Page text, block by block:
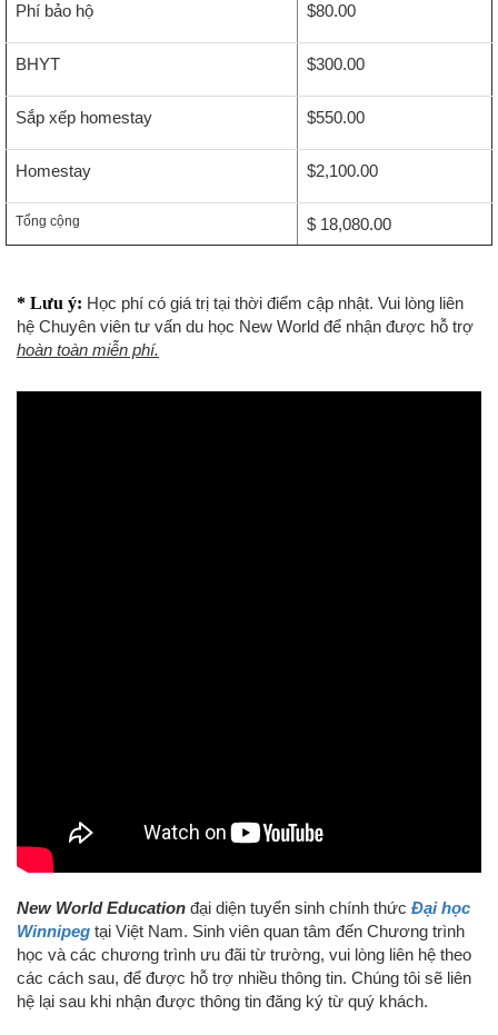
Phí bảo hộ $80.00
BHYT $300.00
Sắp xếp homestay $550.00
Homestay $2,100.00
Tổng cộng $ 18,080.00
* Lưu ý: Học phí có giá trị tại thời điểm cập nhật. Vui lòng liên
hệ Chuyên viên tư vấn du học New World để nhận được hỗ trợ
hoàn toàn miễn phí.
New World Education đại diện tuyển sinh chính thức Đại học
Winnipeg tại Việt Nam. Sinh viên quan tâm đến Chương trình
học và các chương trình ưu đãi từ trường, vui lòng liên hệ theo
các cách sau, để được hỗ trợ nhiều thông tin. Chúng tôi sẽ liên
hệ lại sau khi nhận được thông tin đăng ký từ quý khách.